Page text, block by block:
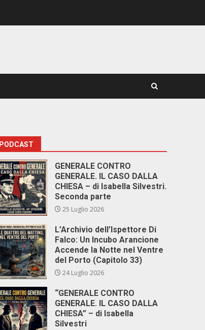
PODCAST
GENERALE CONTRO
GENERALE. IL CASO DALLA
CHIESA – di Isabella Silvestri.
Seconda parte
25 Luglio 2026
L’Archivio dell’Ispettore Di
Falco: Un Incubo Arancione
Accende la Notte nel Ventre
del Porto (Capitolo 33)
24 Luglio 2026
“GENERALE CONTRO
GENERALE. IL CASO DALLA
CHIESA” – di Isabella
Silvestri